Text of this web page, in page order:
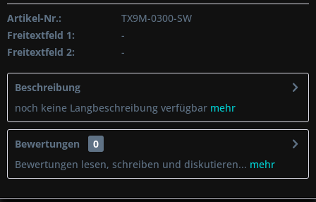
Artikel-Nr.:
TX9M-0300-SW
Freitextfeld 1:
-
Freitextfeld 2:
-
Beschreibung
noch keine Langbeschreibung verfügbar mehr
Bewertungen
0
Bewertungen lesen, schreiben und diskutieren... mehr